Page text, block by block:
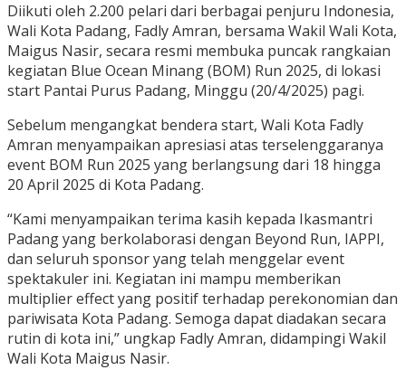
Diikuti oleh 2.200 pelari dari berbagai penjuru Indonesia,
Wali Kota Padang, Fadly Amran, bersama Wakil Wali Kota,
Maigus Nasir, secara resmi membuka puncak rangkaian
kegiatan Blue Ocean Minang (BOM) Run 2025, di lokasi
start Pantai Purus Padang, Minggu (20/4/2025) pagi.
Sebelum mengangkat bendera start, Wali Kota Fadly
Amran menyampaikan apresiasi atas terselenggaranya
event BOM Run 2025 yang berlangsung dari 18 hingga
20 April 2025 di Kota Padang.
“Kami menyampaikan terima kasih kepada Ikasmantri
Padang yang berkolaborasi dengan Beyond Run, IAPPI,
dan seluruh sponsor yang telah menggelar event
spektakuler ini. Kegiatan ini mampu memberikan
multiplier effect yang positif terhadap perekonomian dan
pariwisata Kota Padang. Semoga dapat diadakan secara
rutin di kota ini,” ungkap Fadly Amran, didampingi Wakil
Wali Kota Maigus Nasir.